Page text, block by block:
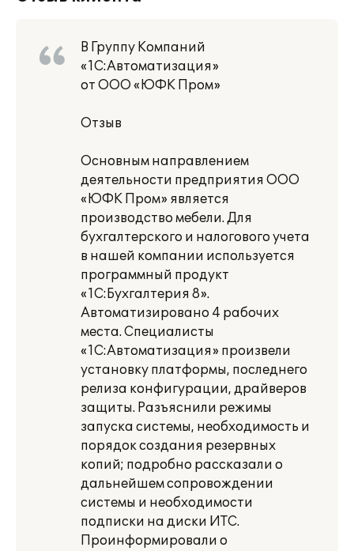
В Группу Компаний
«1С:Автоматизация»
от ООО «ЮФК Пром»
Отзыв
Основным направлением
деятельности предприятия ООО
«ЮФК Пром» является
производство мебели. Для
бухгалтерского и налогового учета
в нашей компании используется
программный продукт
«1C:Бухгалтерия 8».
Автоматизировано 4 рабочих
места. Специалисты
«1С:Автоматизация» произвели
установку платформы, последнего
релиза конфигурации, драйверов
защиты. Разъяснили режимы
запуска системы, необходимость и
порядок создания резервных
копий; подробно рассказали о
дальнейшем сопровождении
системы и необходимости
подписки на диски ИТС.
Проинформировали о